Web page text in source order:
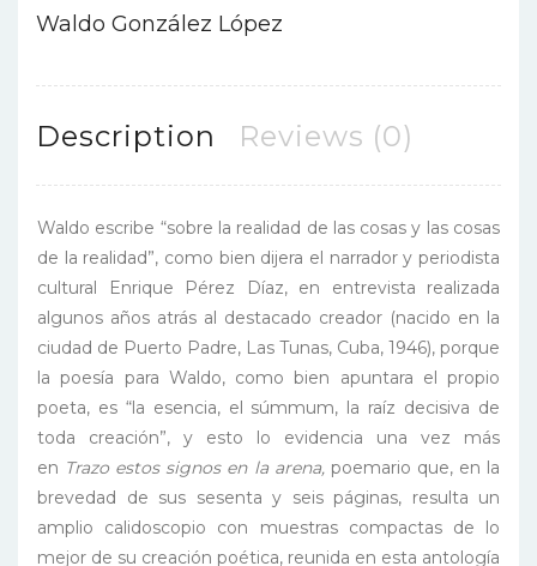
Waldo González López
Description Reviews (0)
Waldo escribe “sobre la realidad de las cosas y las cosas
de la realidad”, como bien dijera el narrador y periodista
cultural Enrique Pérez Díaz, en entrevista realizada
algunos años atrás al destacado creador (nacido en la
ciudad de Puerto Padre, Las Tunas, Cuba, 1946), porque
la poesía para Waldo, como bien apuntara el propio
poeta, es “la esencia, el súmmum, la raíz decisiva de
toda creación”, y esto lo evidencia una vez más
en Trazo estos signos en la arena,poemario que, en la
brevedad de sus sesenta y seis páginas, resulta un
amplio calidoscopio con muestras compactas de lo
mejor de su creación poética, reunida en esta antología